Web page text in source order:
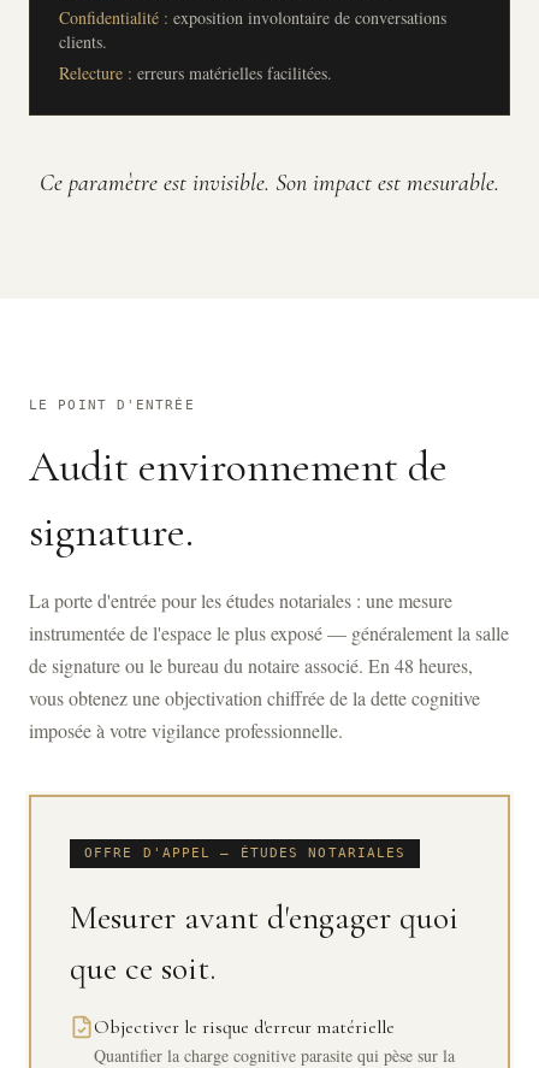
Confidentialité : exposition involontaire de conversations
clients.
Relecture : erreurs matérielles facilitées.
Ce paramètre est invisible. Son impact est mesurable.
LE POINT D'ENTRÉE
Audit environnement de
signature.
La porte d'entrée pour les études notariales : une mesure
instrumentée de l'espace le plus exposé — généralement la salle
de signature ou le bureau du notaire associé. En 48 heures,
vous obtenez une objectivation chiffrée de la dette cognitive
imposée à votre vigilance professionnelle.
OFFRE D'APPEL — ÉTUDES NOTARIALES
Mesurer avant d'engager quoi
que ce soit.
Objectiver le risque d'erreur matérielle
Quantifier la charge cognitive parasite qui pèse sur la